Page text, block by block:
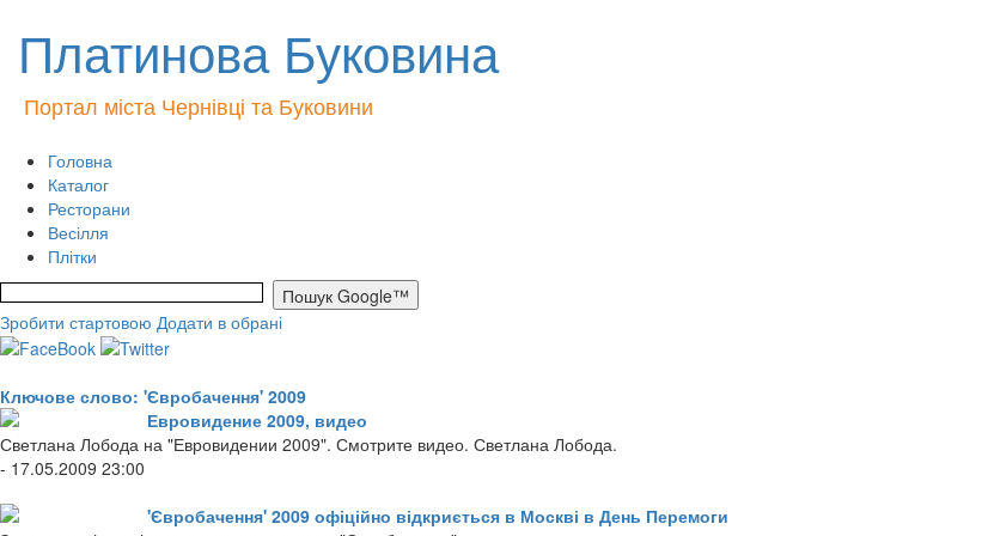
Платинова Буковина
Портал міста Чернівці та Буковини
Головна
Каталог
Ресторани
Весілля
Плітки
Зробити стартовою Додати в обрані
Ключове слово: 'Євробачення' 2009
Евровидение 2009, видео
Светлана Лобода на "Евровидении 2009". Смотрите видео. Светлана Лобода.
- 17.05.2009 23:00
'Євробачення' 2009 офіційно відкриється в Москві в День Перемоги